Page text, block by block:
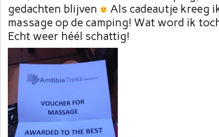
gedachten blijven
Als cadeautje kreeg
massage op de camping! Wat word ik
Echt weer héél schattig!